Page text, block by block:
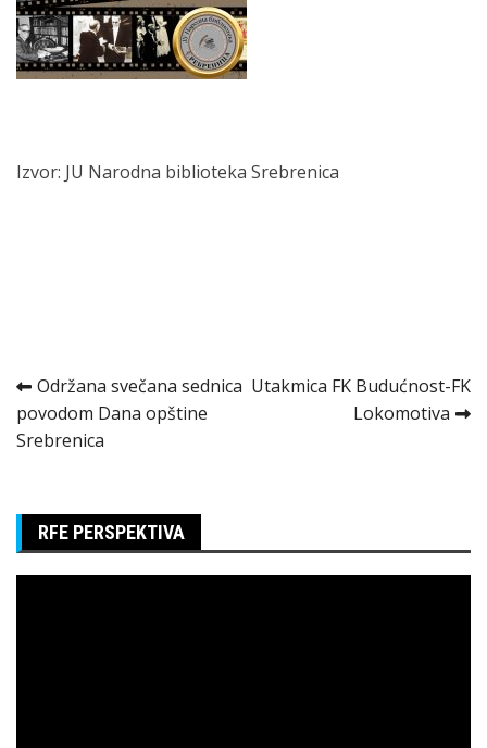
Izvor: JU Narodna biblioteka Srebrenica
Kretanje
članka
Održana svečana sednica
povodom Dana opštine
Srebrenica
Utakmica FK Budućnost-FK
Lokomotiva
RFE PERSPEKTIVA